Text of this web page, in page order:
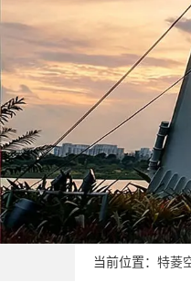
当前位置： 特菱